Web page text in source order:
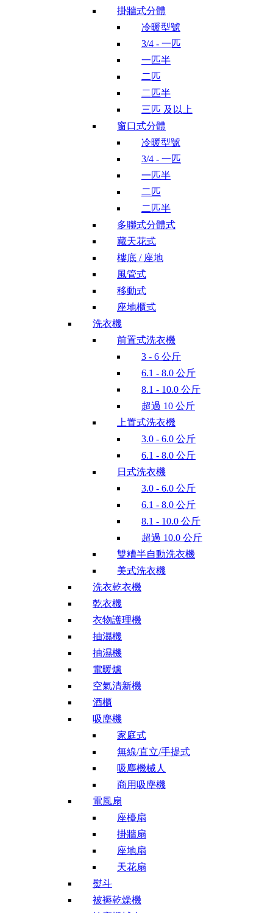
掛牆式分體
冷暖型號
3/4 - 一匹
一匹半
二匹
二匹半
三匹 及以上
窗口式分體
冷暖型號
3/4 - 一匹
一匹半
二匹
二匹半
多聯式分體式
藏天花式
樓底 / 座地
風管式
移動式
座地櫃式
洗衣機
前置式洗衣機
3 - 6 公斤
6.1 - 8.0 公斤
8.1 - 10.0 公斤
超過 10 公斤
上置式洗衣機
3.0 - 6.0 公斤
6.1 - 8.0 公斤
日式洗衣機
3.0 - 6.0 公斤
6.1 - 8.0 公斤
8.1 - 10.0 公斤
超過 10.0 公斤
雙糟半自動洗衣機
美式洗衣機
洗衣乾衣機
乾衣機
衣物護理機
抽濕機
抽濕機
電暖爐
空氣清新機
酒櫃
吸塵機
家庭式
無線/直立/手提式
吸塵機械人
商用吸塵機
電風扇
座檯扇
掛牆扇
座地扇
天花扇
熨斗
被褥乾燥機